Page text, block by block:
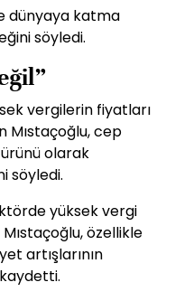
dünyaya katma
söyledi.
vergilerin fiyatları
Mıstaçoğlu, cep
olarak
söyledi.
yüksek vergi
özellikle
artışlarının